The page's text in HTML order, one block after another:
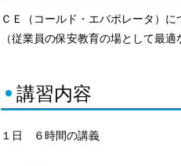
ＣＥ（コールド・エバポレータ）に
（従業員の保安教育の場として最適
講習内容
１日 ６時間の講義